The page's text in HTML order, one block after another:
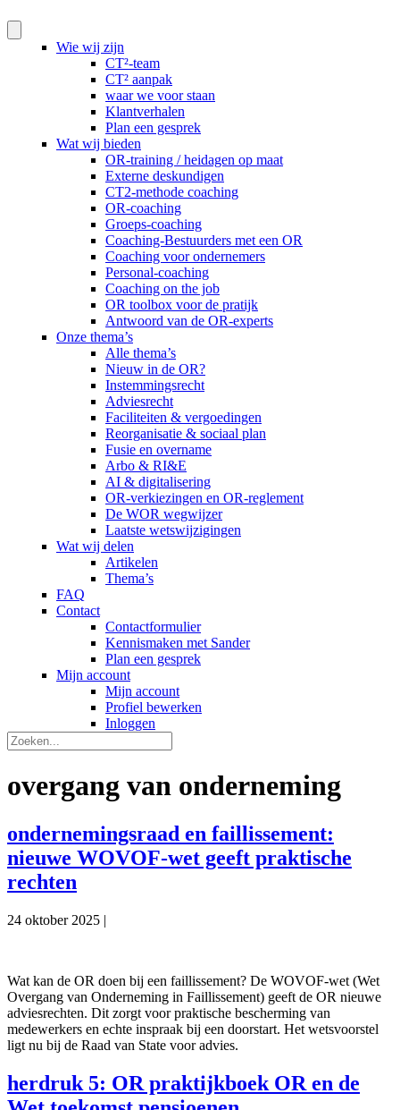
Wie wij zijn
CT²-team
CT² aanpak
waar we voor staan
Klantverhalen
Plan een gesprek
Wat wij bieden
OR-training / heidagen op maat
Externe deskundigen
CT2-methode coaching
OR-coaching
Groeps-coaching
Coaching-Bestuurders met een OR
Coaching voor ondernemers
Personal-coaching
Coaching on the job
OR toolbox voor de pratijk
Antwoord van de OR-experts
Onze thema’s
Alle thema’s
Nieuw in de OR?
Instemmingsrecht
Adviesrecht
Faciliteiten & vergoedingen
Reorganisatie & sociaal plan
Fusie en overname
Arbo & RI&E
AI & digitalisering
OR-verkiezingen en OR-reglement
De WOR wegwijzer
Laatste wetswijzigingen
Wat wij delen
Artikelen
Thema’s
FAQ
Contact
Contactformulier
Kennismaken met Sander
Plan een gesprek
Mijn account
Mijn account
Profiel bewerken
Inloggen
overgang van onderneming
ondernemingsraad en faillissement:
nieuwe WOVOF-wet geeft praktische
rechten
24 oktober 2025 |
Wat kan de OR doen bij een faillissement? De WOVOF-wet (Wet
Overgang van Onderneming in Faillissement) geeft de OR nieuwe
adviesrechten. Dit zorgt voor praktische bescherming van
medewerkers en echte inspraak bij een doorstart. Het wetsvoorstel
ligt nu bij de Raad van State voor advies.
herdruk 5: OR praktijkboek OR en de